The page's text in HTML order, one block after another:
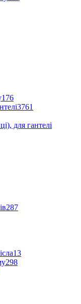
176
3761
для гантелі
287
13
298